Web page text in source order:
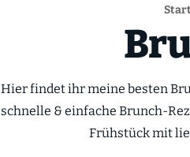
Hier findet ihr meine besten
schnelle & einfache Brunch-
Frühstück mit